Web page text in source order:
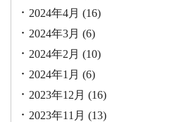
2024年4月 (16)
2024年3月 (6)
2024年2月 (10)
2024年1月 (6)
2023年12月 (16)
2023年11月 (13)